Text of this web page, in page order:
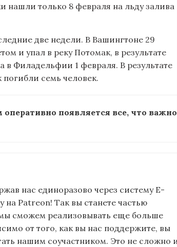
нашли только 8 февраля на льду залива
две недели. В Вашингтоне 29
и упал в реку Потомак, в результате
в Филадельфии 1 февраля. В результате
семь человек.
оперативно появляется все, что важно
нас единоразово через систему E-
Patreon! Так вы станете частью
сможем реализовывать еще больше
от того, как вы нас поддержите, вы
нашим соучастником. Это не сложно